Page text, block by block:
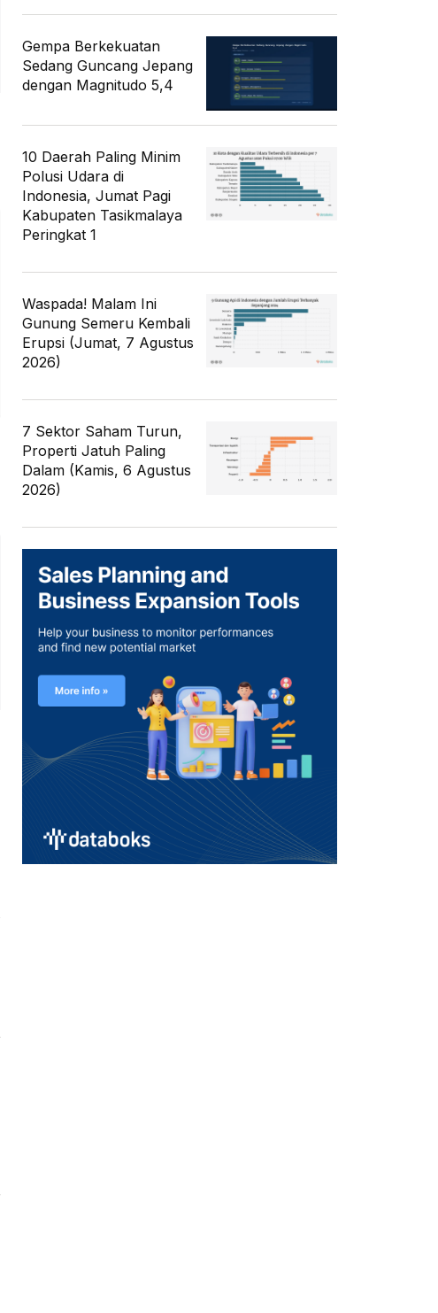
Gempa Berkekuatan
Sedang Guncang Jepang
dengan Magnitudo 5,4
10 Daerah Paling Minim
Polusi Udara di
Indonesia, Jumat Pagi
Kabupaten Tasikmalaya
Peringkat 1
Waspada! Malam Ini
Gunung Semeru Kembali
Erupsi (Jumat, 7 Agustus
2026)
7 Sektor Saham Turun,
Properti Jatuh Paling
Dalam (Kamis, 6 Agustus
2026)